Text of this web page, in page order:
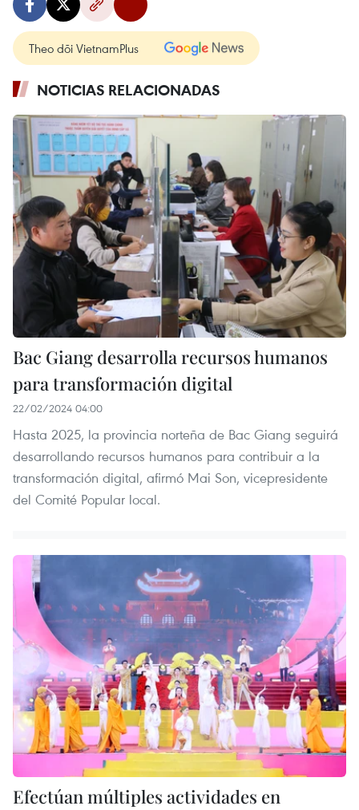
Theo dõi VietnamPlus
NOTICIAS RELACIONADAS
Bac Giang desarrolla recursos humanos
para transformación digital
22/02/2024 04:00
Hasta 2025, la provincia norteña de Bac Giang seguirá
desarrollando recursos humanos para contribuir a la
transformación digital, afirmó Mai Son, vicepresidente
del Comité Popular local.
Efectúan múltiples actividades en